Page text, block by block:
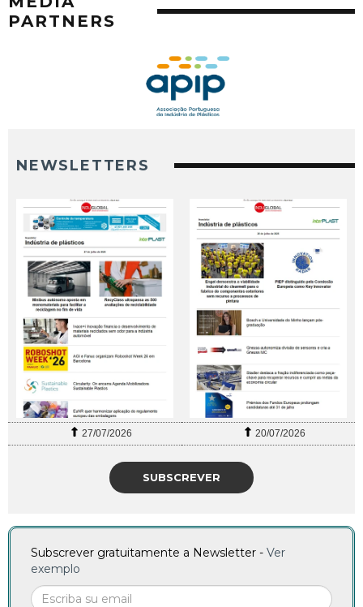
PARTNERS
NEWSLETTERS
27/07/2026 20/07/2026
SUBSCREVER
Subscrever gratuitamente a Newsletter - Ver
exemplo